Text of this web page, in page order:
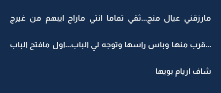
مارزقني عيال منج...ثقي تماما انتي ماراح ايبهم من غيرج
...قرب منها وباس راسها وتوجه لي الباب...اول مافتح الباب
شاف اريام بويها